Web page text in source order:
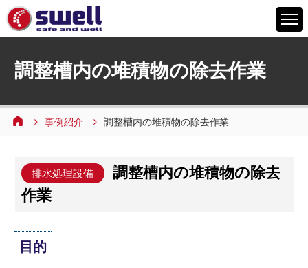
6つの特徴
設備案内
よくあるご質問
会社情報
お問い合わせ
調整槽内の堆積物の除去作業
事例紹介 調整槽内の堆積物の除去作業
排水処理設備
調整槽内の堆積物の除去
作業
目的